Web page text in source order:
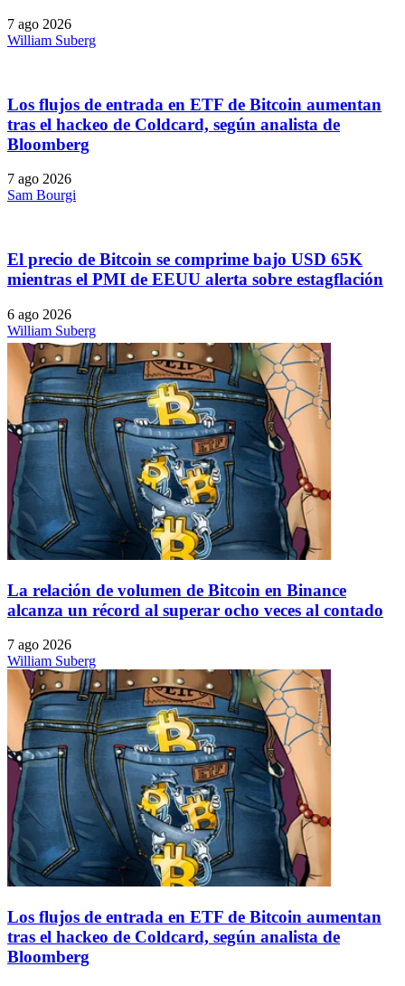
7 ago 2026
William Suberg
Los flujos de entrada en ETF de Bitcoin aumentan
tras el hackeo de Coldcard, según analista de
Bloomberg
7 ago 2026
Sam Bourgi
El precio de Bitcoin se comprime bajo USD 65K
mientras el PMI de EEUU alerta sobre estagflación
6 ago 2026
William Suberg
La relación de volumen de Bitcoin en Binance
alcanza un récord al superar ocho veces al contado
7 ago 2026
William Suberg
Los flujos de entrada en ETF de Bitcoin aumentan
tras el hackeo de Coldcard, según analista de
Bloomberg